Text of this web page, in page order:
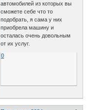
автомобилей из которых вы
сможете себе что то
подобрать, я сама у них
приобрела машину и
осталась очень довольным
от их услуг.
0